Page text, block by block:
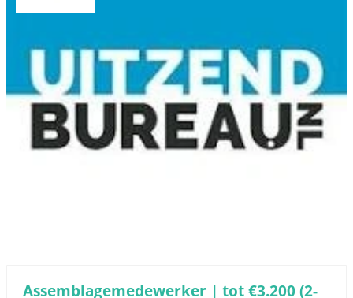
Assemblagemedewerker | tot €3.200 (2-